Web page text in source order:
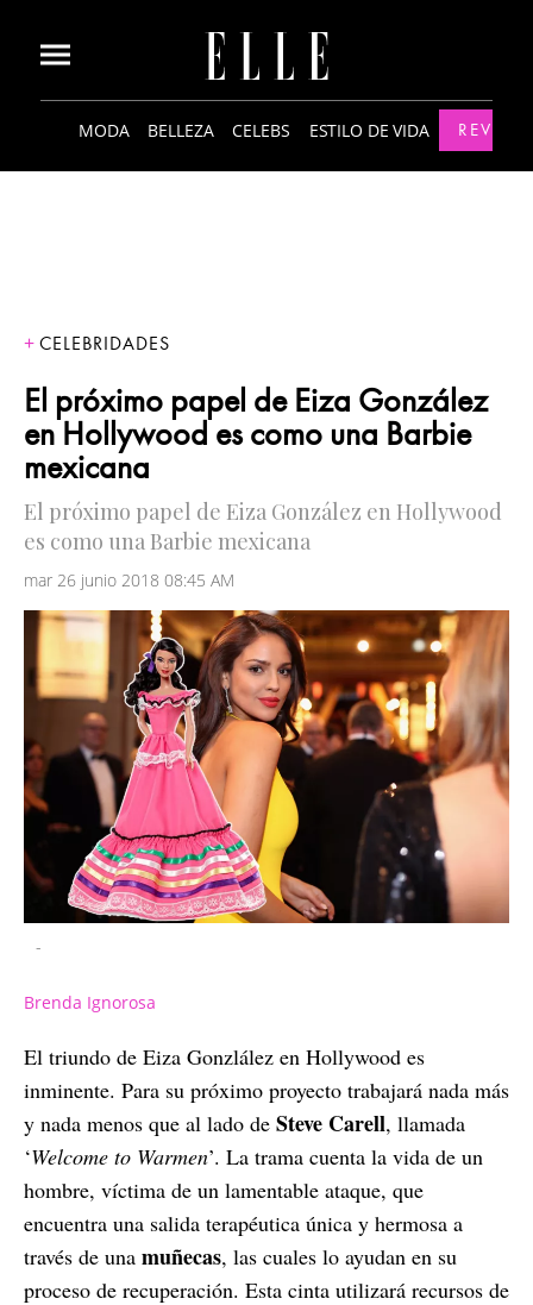
MODA BELLEZA CELEBS ESTILO DE VIDA
CELEBRIDADES
El próximo papel de Eiza González
en Hollywood es como una Barbie
mexicana
El próximo papel de Eiza González en Hollywood
es como una Barbie mexicana
mar 26 junio 2018 08:45 AM
-
Brenda Ignorosa
El triundo de Eiza Gonzlález en Hollywood es
inminente. Para su próximo proyecto trabajará nada más
y nada menos que al lado de Steve Carell, llamada
‘Welcome to Warmen’. La trama cuenta la vida de un
hombre, víctima de un lamentable ataque, que
encuentra una salida terapéutica única y hermosa a
través de una muñecas, las cuales lo ayudan en su
proceso de recuperación. Esta cinta utilizará recursos de